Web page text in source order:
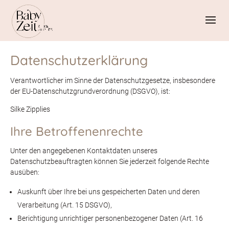
Datenschutzerklärung
Verantwortlicher im Sinne der Datenschutzgesetze, insbesondere
der EU-Datenschutzgrundverordnung (DSGVO), ist:
Silke Zipplies
Ihre Betroffenenrechte
Unter den angegebenen Kontaktdaten unseres
Datenschutzbeauftragten können Sie jederzeit folgende Rechte
ausüben:
Auskunft über Ihre bei uns gespeicherten Daten und deren
Verarbeitung (Art. 15 DSGVO),
Berichtigung unrichtiger personenbezogener Daten (Art. 16